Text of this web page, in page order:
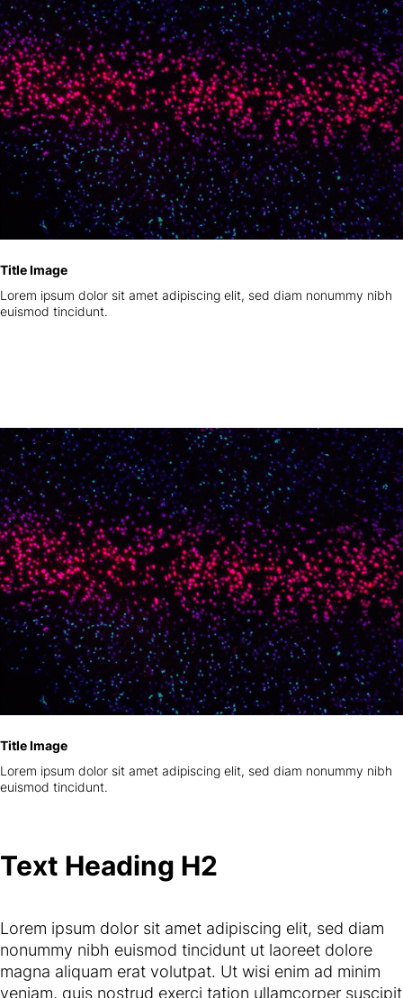
Title Image
Lorem ipsum dolor sit amet adipiscing elit, sed diam nonummy nibh
euismod tincidunt.
Title Image
Lorem ipsum dolor sit amet adipiscing elit, sed diam nonummy nibh
euismod tincidunt.
Text Heading H2
Lorem ipsum dolor sit amet adipiscing elit, sed diam
nonummy nibh euismod tincidunt ut laoreet dolore
magna aliquam erat volutpat. Ut wisi enim ad minim
veniam, quis nostrud exerci tation ullamcorper suscipit